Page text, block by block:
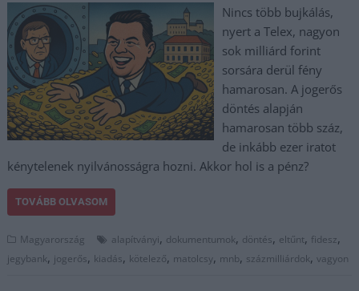
Nincs több bujkálás,
nyert a Telex, nagyon
sok milliárd forint
sorsára derül fény
hamarosan. A jogerős
döntés alapján
hamarosan több száz,
de inkább ezer iratot
kénytelenek nyilvánosságra hozni. Akkor hol is a pénz?
TOVÁBB OLVASOM
Magyarország alapítványi, dokumentumok, döntés, eltűnt, fidesz,
jegybank, jogerős, kiadás, kötelező, matolcsy, mnb, százmilliárdok,vagyon